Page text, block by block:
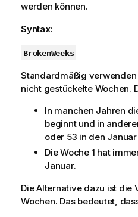
werden können.
Syntax:
BrokenWeeks
Standardmäßig verwenden
nicht gestückelte Wochen.
In manchen Jahren
beginnt und in
oder 53 in den
Die Woche 1 hat
Januar.
Die Alternative dazu ist die
Wochen. Das bedeutet,